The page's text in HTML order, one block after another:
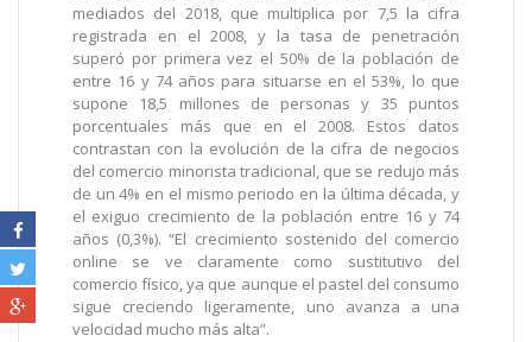
mediados del 2018, que multiplica por 7,5 la cifra
registrada en el 2008, y la tasa de penetración
superó por primera vez el 50% de la población de
entre 16 y 74 años para situarse en el 53%, lo que
supone 18,5 millones de personas y 35 puntos
porcentuales más que en el 2008. Estos datos
contrastan con la evolución de la cifra de negocios
del comercio minorista tradicional, que se redujo más
de un 4% en el mismo periodo en la última década, y
el exiguo crecimiento de la población entre 16 y 74
años (0,3%). “El crecimiento sostenido del comercio
online se ve claramente como sustitutivo del
comercio físico, ya que aunque el pastel del consumo
sigue creciendo ligeramente, uno avanza a una
velocidad mucho más alta”.